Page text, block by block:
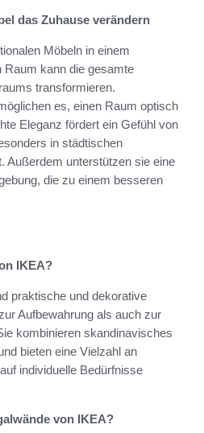
das Zuhause verändern
Möbeln in einem
kann die gesamte
transformieren.
es, einen Raum optisch
Eleganz fördert ein Gefühl von
in städtischen
Außerdem unterstützen sie eine
die zu einem besseren
IKEA?
praktische und dekorative
Aufbewahrung als auch zur
kombinieren skandinavisches
bieten eine Vielzahl an
individuelle Bedürfnisse
von IKEA?